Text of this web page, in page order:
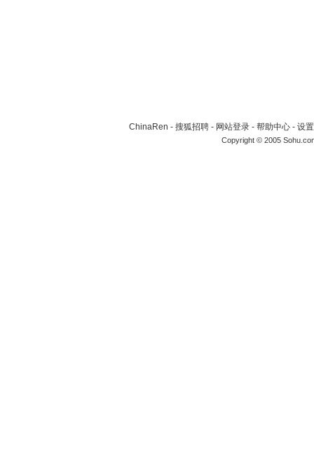
ChinaRen - 搜狐招聘 - 网站登录 - 帮助中心 - 设
Copyright © 2005